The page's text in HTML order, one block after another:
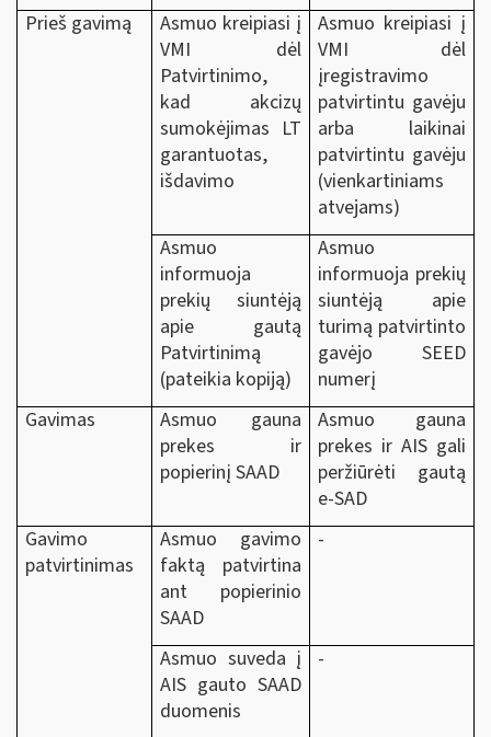
Prieš gavimą
Asmuo kreipiasi į
VMI dėl
Patvirtinimo,
kad akcizų
sumokėjimas LT
garantuotas,
išdavimo
Asmuo kreipiasi į
VMI dėl
įregistravimo
patvirtintu gavėju
arba laikinai
patvirtintu gavėju
(vienkartiniams
atvejams)
Asmuo
informuoja
prekių siuntėją
apie gautą
Patvirtinimą
(pateikia kopiją)
Asmuo
informuoja prekių
siuntėją apie
turimą patvirtinto
gavėjo SEED
numerį
Gavimas
Asmuo gauna
prekes ir
popierinį SAAD
Asmuo gauna
prekes ir AIS gali
peržiūrėti gautą
e-SAD
Gavimo
patvirtinimas
Asmuo gavimo
faktą patvirtina
ant popierinio
SAAD
-
Asmuo suveda į
AIS gauto SAAD
duomenis
-